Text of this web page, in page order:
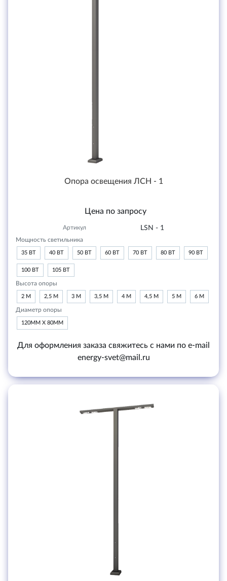
Опора освещения ЛСН - 1
Цена по запросу
Артикул LSN - 1
Мощность светильника
35 ВТ 40 ВТ 50 ВТ 60 ВТ 70 ВТ 80 ВТ 90 ВТ
100 ВТ 105 ВТ
Высота опоры
2 М 2,5 М 3 М 3,5 М 4 М 4,5 М 5 М 6 М
Диаметр опоры
120ММ Х 80ММ
Для оформления заказа свяжитесь с нами по e-mail
energy-svet@mail.ru